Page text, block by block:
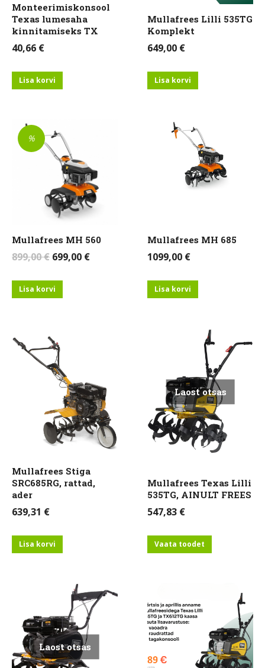
Monteerimiskonsool
Texas lumesaha
kinnitamiseks TX
40,66 €
Lisa korvi
Mullafrees Lilli 535TG
Komplekt
649,00 €
Lisa korvi
%
Mullafrees MH 560
899,00€ Algne
oli:
699,00 €Current
Lisa korvi
Mullafrees MH 685
1099,00 €
Lisa korvi
Mullafrees Stiga
SRC685RG, rattad,
ader
639,31 €
Lisa korvi
Laost otsas
Mullafrees Texas Lilli
535TG, AINULT FREES
547,83 €
Vaata toodet
Laost otsas